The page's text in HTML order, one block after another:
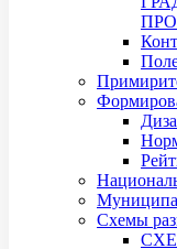
Схемы